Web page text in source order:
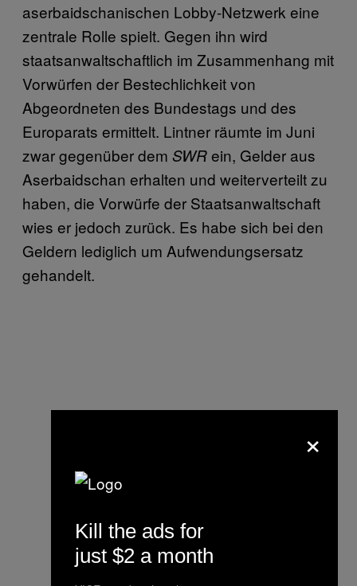
aserbaidschanischen Lobby-Netzwerk eine
zentrale Rolle spielt. Gegen ihn wird
staatsanwaltschaftlich im Zusammenhang mit
Vorwürfen der Bestechlichkeit von
Abgeordneten des Bundestags und des
Europarats ermittelt. Lintner räumte im Juni
zwar gegenüber dem SWRein, Gelder aus
Aserbaidschan erhalten und weiterverteilt zu
haben, die Vorwürfe der Staatsanwaltschaft
wies er jedoch zurück. Es habe sich bei den
Geldern lediglich um Aufwendungsersatz
gehandelt.
×
Kill the ads for
just $2 a month